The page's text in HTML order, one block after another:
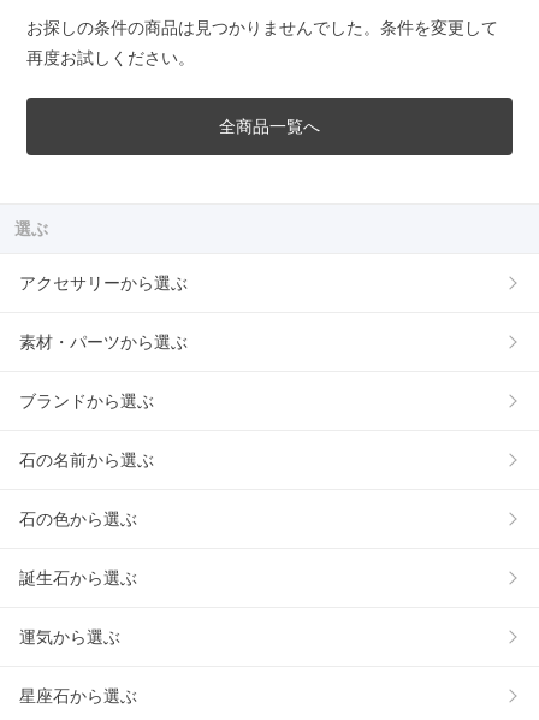
お探しの条件の商品は見つかりませんでした。条件を変更して
再度お試しください。
全商品一覧へ
選ぶ
アクセサリーから選ぶ
素材・パーツから選ぶ
ブランドから選ぶ
石の名前から選ぶ
石の色から選ぶ
誕生石から選ぶ
運気から選ぶ
星座石から選ぶ